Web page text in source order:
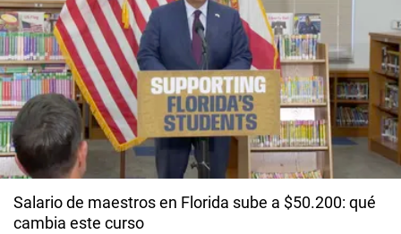
Salario de maestros en Florida sube a $50.200: qué
cambia este curso